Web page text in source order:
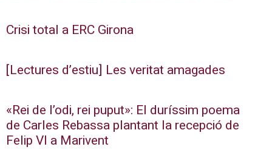
Crisi total a ERC Girona
[Lectures d’estiu] Les veritat amagades
«Rei de l’odi, rei puput»: El duríssim poema
de Carles Rebassa plantant la recepció de
Felip VI a Marivent